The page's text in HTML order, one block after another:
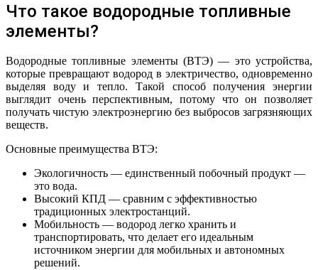
Что такое водородные топливные
элементы?
Водородные топливные элементы (ВТЭ) — это устройства,
которые превращают водород в электричество, одновременно
выделяя воду и тепло. Такой способ получения энергии
выглядит очень перспективным, потому что он позволяет
получать чистую электроэнергию без выбросов загрязняющих
веществ.
Основные преимущества ВТЭ:
Экологичность — единственный побочный продукт —
это вода.
Высокий КПД — сравним с эффективностью
традиционных электростанций.
Мобильность — водород легко хранить и
транспортировать, что делает его идеальным
источником энергии для мобильных и автономных
решений.